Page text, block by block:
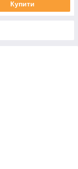
Купити